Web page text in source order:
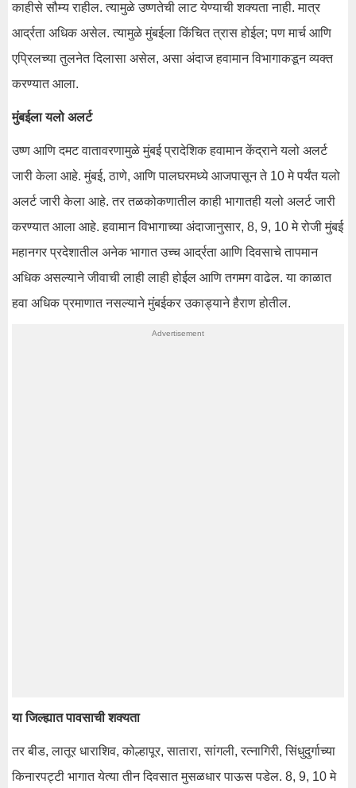
काहीसे सौम्य राहील. त्यामुळे उष्णतेची लाट येण्याची शक्यता नाही. मात्र
आर्द्रता अधिक असेल. त्यामुळे मुंबईला किंचित त्रास होईल; पण मार्च आणि
एप्रिलच्या तुलनेत दिलासा असेल, असा अंदाज हवामान विभागाकडून व्यक्त
करण्यात आला.
मुंबईला यलो अलर्ट
उष्ण आणि दमट वातावरणामुळे मुंबई प्रादेशिक हवामान केंद्राने यलो अलर्ट
जारी केला आहे. मुंबई, ठाणे, आणि पालघरमध्ये आजपासून ते 10 मे पर्यंत यलो
अलर्ट जारी केला आहे. तर तळकोकणातील काही भागातही यलो अलर्ट जारी
करण्यात आला आहे. हवामान विभागाच्या अंदाजानुसार, 8, 9, 10 मे रोजी मुंबई
महानगर प्रदेशातील अनेक भागात उच्च आर्द्रता आणि दिवसाचे तापमान
अधिक असल्याने जीवाची लाही लाही होईल आणि तगमग वाढेल. या काळात
हवा अधिक प्रमाणात नसल्याने मुंबईकर उकाड्याने हैराण होतील.
या जिल्ह्यात पावसाची शक्यता
तर बीड, लातूर धाराशिव, कोल्हापूर, सातारा, सांगली, रत्नागिरी, सिंधुदुर्गाच्या
किनारपट्टी भागात येत्या तीन दिवसात मुसळधार पाऊस पडेल. 8, 9, 10 मे